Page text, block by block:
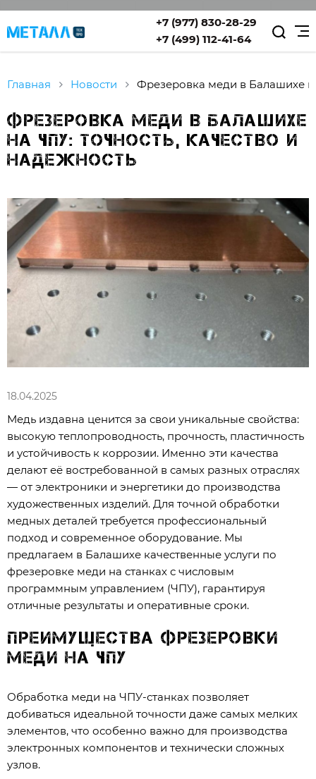
+7 (977) 830-28-29
+7 (499) 112-41-64
Главная Новости Фрезеровка меди в Балашихе
Фрезеровка меди в Балашихе
на ЧПУ: точность, качество и
надежность
18.04.2025
Медь издавна ценится за свои уникальные свойства:
высокую теплопроводность, прочность, пластичность
и устойчивость к коррозии. Именно эти качества
делают её востребованной в самых разных отраслях
— от электроники и энергетики до производства
художественных изделий. Для точной обработки
медных деталей требуется профессиональный
подход и современное оборудование. Мы
предлагаем в Балашихе качественные услуги по
фрезеровке меди на станках с числовым
программным управлением (ЧПУ), гарантируя
отличные результаты и оперативные сроки.
Преимущества фрезеровки
меди на ЧПУ
Обработка меди на ЧПУ-станках позволяет
добиваться идеальной точности даже самых мелких
элементов, что особенно важно для производства
электронных компонентов и технически сложных
узлов.